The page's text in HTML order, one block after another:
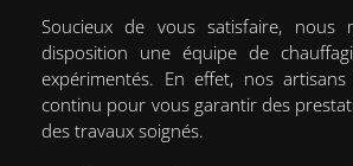
Soucieux de vous satisfaire, nous
disposition une équipe de
expérimentés. En effet, nos
continu pour vous garantir des
des travaux soignés.